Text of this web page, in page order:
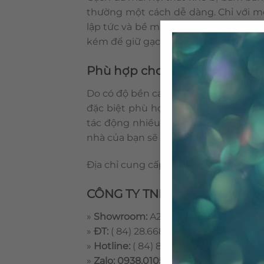
thường một cách dễ dàng. Chỉ với
lập tức và bề mặt gạch sẽ trở nên
kém để giữ gạch đẹp và luôn như
Phù hợp cho nhiều vị trí trong
Do có độ bền cao, khả năng chịu
đặc biệt phù hợp cho các vị trí như
tác động nhiều của con người. Một
nhà của bạn sẽ trở nên rất mát mẻ
Địa chỉ cung cấp gạch đá mài giá rẻ,
CÔNG TY TNHH GẠCH BÔNG
» Showroom: A20 Champaca
» ĐT: ( 84) 28.6686.3333
» Hotline: ( 84) 8.8888.5665
» Zalo: 0938.010516 – 0933.010516